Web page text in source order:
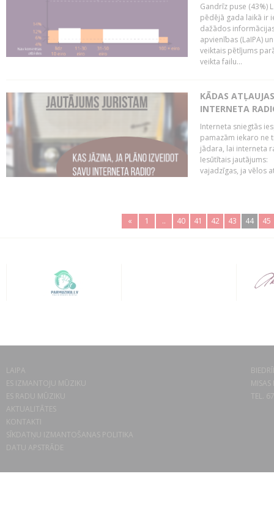
Gandrīz puse (43%)
pēdējā gada laikā ir
dažādos
apvienības (LaIPA)
veiktais pētījums
veikta failu...
KĀDAS
INTERNETA
Interneta sniegtās
pamazām iekaro ne
jādara, lai interneta
Iesūtītais jautājums:
vajadzīgas, ja vēlos
« 1 .. 40 41 42 43 44 45
LAIPA
ES IZMANTOJU MŪZIKU
ES RADU MŪZIKU
AKTUALITĀTES
KONTAKTI
SĪKDATŅU IZMANTOŠANAS POLITIKA
DATU APSTRĀDE
TEL.